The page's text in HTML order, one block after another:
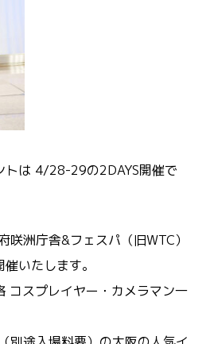
トは 4/28-29の2DAYS開催で
洲庁舎&フェスパ（旧WTC）
いたします。
コスプレイヤー・カメラマン一